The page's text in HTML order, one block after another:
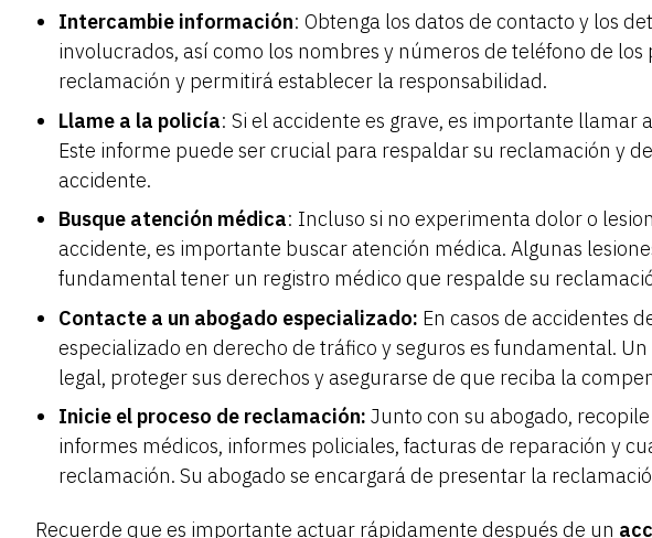
Intercambie información: Obtenga los datos de contacto y los
involucrados, así como los nombres y números de teléfono de los
reclamación y permitirá establecer la responsabilidad.
Llame a la policía: Si el accidente es grave, es importante
Este informe puede ser crucial para respaldar su reclamación y
accidente.
Busque atención médica: Incluso si no experimenta dolor o
accidente, es importante buscar atención médica. Algunas
fundamental tener un registro médico que respalde su
Contacte a un abogado especializado: En casos de accidentes
especializado en derecho de tráfico y seguros es fundamental.
legal, proteger sus derechos y asegurarse de que reciba la
Inicie el proceso de reclamación: Junto con su abogado,
informes médicos, informes policiales, facturas de reparación y
reclamación. Su abogado se encargará de presentar la
Recuerde que es importante actuar rápidamente después de un